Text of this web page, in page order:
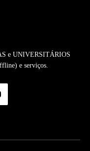
e UNIVERSITÁRIOS
e serviços.